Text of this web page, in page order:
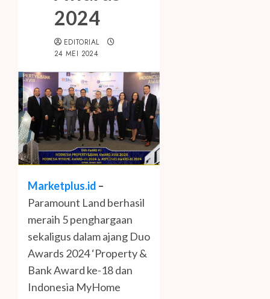
2024
EDITORIAL
24 MEI 2024
Marketplus.id –
Paramount Land berhasil
meraih 5 penghargaan
sekaligus dalam ajang Duo
Awards 2024 ‘Property &
Bank Award ke-18 dan
Indonesia MyHome